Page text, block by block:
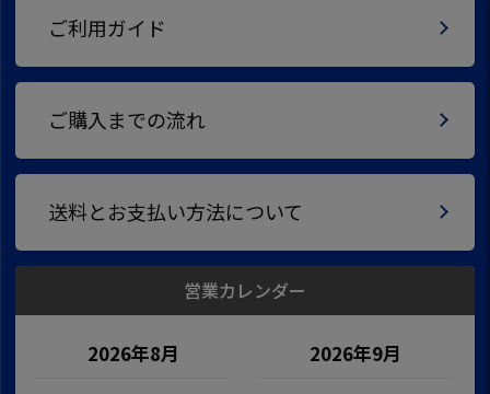
ご利用ガイド
ご購入までの流れ
送料とお支払い方法について
営業カレンダー
2026年8月 2026年9月